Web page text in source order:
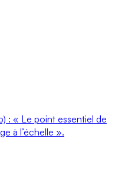
: « Le point essentiel de
à l’échelle ».